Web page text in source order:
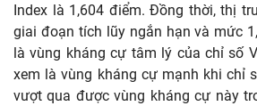
Index là 1,604 điểm. Đồng thời, thị
giai đoạn tích lũy ngắn hạn và mức
là vùng kháng cự tâm lý của chỉ số
xem là vùng kháng cự mạnh khi chỉ
vượt qua được vùng kháng cự này